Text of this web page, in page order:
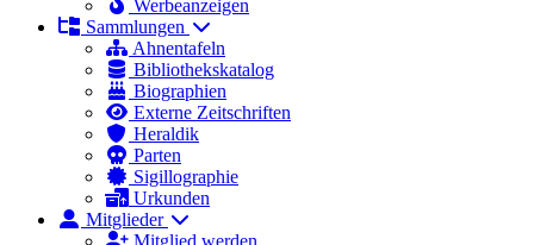
Werbeanzeigen
Sammlungen
Ahnentafeln
Bibliothekskatalog
Biographien
Externe Zeitschriften
Heraldik
Parten
Sigillographie
Urkunden
Mitglieder
Mitglied werden